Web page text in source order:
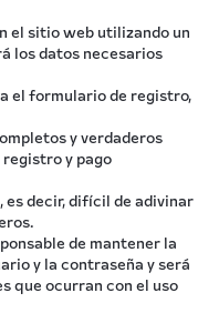
el sitio web utilizando un
los datos necesarios
el formulario de registro,
y verdaderos
registro y pago
es decir, difícil de adivinar
de mantener la
y la contraseña y será
que ocurran con el uso